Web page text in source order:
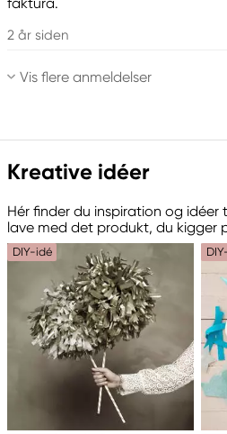
2 år siden
Vis flere anmeldelser
Kreative idéer
Hér finder du inspiration og idéer
lave med det produkt, du kigger
DIY-idé